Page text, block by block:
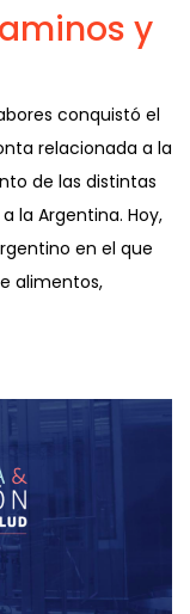
y
conquistó el
relacionada a la
de las distintas
la Argentina. Hoy,
en el que
alimentos,